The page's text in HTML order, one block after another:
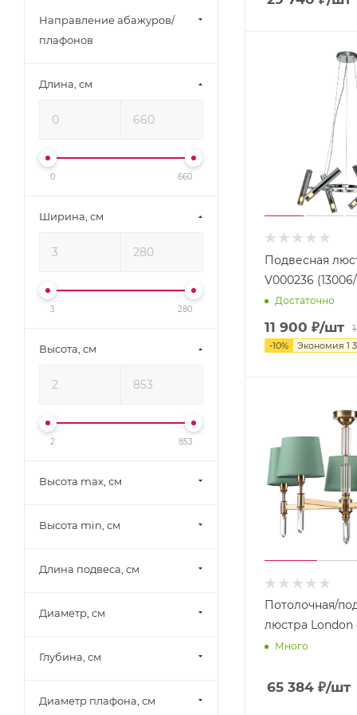
Подвесная
V000236
Достаточно
11 900 ₽/шт
-10% Экономия 1
Потолочная/
люстра London
Много
65 384 ₽/шт
397
Italline (
115)
Lumion (
Lussole Loft (115)
Moderli (131
Natali Kovaltseva (
Odeon Light ( 184
Направление абажуров/
плафонов
Длина, см
0 660
Ширина, см
3 280
Высота, см
2 853
Высота max, см
Высота min, см
Длина подвеса, см
Диаметр, см
Глубина, см
Диаметр плафона, см